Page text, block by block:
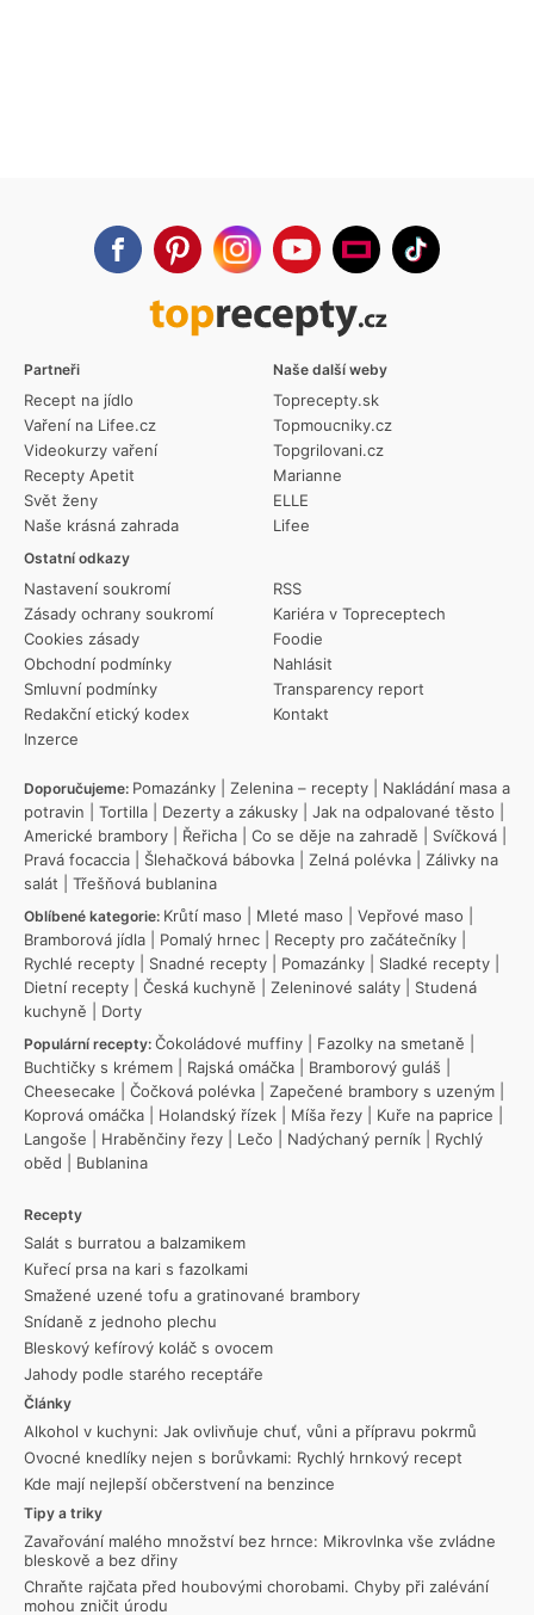
Partneři
Recept na jídlo
Vaření na Lifee.cz
Videokurzy vaření
Recepty Apetit
Svět ženy
Naše krásná zahrada
Ostatní odkazy
Nastavení soukromí
Zásady ochrany soukromí
Cookies zásady
Obchodní podmínky
Smluvní podmínky
Redakční etický kodex
Inzerce
RSS
Kariéra v Topreceptech
Foodie
Nahlásit
Transparency report
Kontakt
Naše další weby
Toprecepty.sk
Topmoucniky.cz
Topgrilovani.cz
Marianne
ELLE
Lifee
Doporučujeme: Pomazánky Zelenina – recepty
Nakládání masa a
potravin
Tortilla Dezerty a zákusky Jak na odpalované těsto
Americké brambory
Řeřicha Co se děje na zahradě Svíčková
Pravá focaccia
Šlehačková bábovka Zelná polévka
Zálivky na
salát
Třešňová bublanina
Oblíbené kategorie: Krůtí maso Mleté maso Vepřové maso
Bramborová jídla
Pomalý hrnec Recepty pro začátečníky
Rychlé recepty
Snadné recepty Pomazánky Sladké recepty
Dietní recepty
Česká kuchyně Zeleninové saláty
Studená
kuchyně
Dorty
Populární recepty: Čokoládové muffiny Fazolky na smetaně
Buchtičky s krémem
Rajská omáčka Bramborový guláš
Cheesecake
Čočková polévka Zapečené brambory s uzeným
Koprová omáčka
Holandský řízek Míša řezy Kuře na paprice
Langoše
Hraběnčiny řezy Lečo Nadýchaný perník
Rychlý
oběd
Bublanina
Recepty
Salát s burratou a balzamikem
Kuřecí prsa na kari s fazolkami
Smažené uzené tofu a gratinované brambory
Snídaně z jednoho plechu
Bleskový kefírový koláč s ovocem
Jahody podle starého receptáře
Články
Alkohol v kuchyni: Jak ovlivňuje chuť, vůni a přípravu pokrmů
Ovocné knedlíky nejen s borůvkami: Rychlý hrnkový recept
Kde mají nejlepší občerstvení na benzince
Tipy a triky
Zavařování malého množství bez hrnce: Mikrovlnka vše zvládne
bleskově a bez dřiny
Chraňte rajčata před houbovými chorobami. Chyby při zalévání
mohou zničit úrodu